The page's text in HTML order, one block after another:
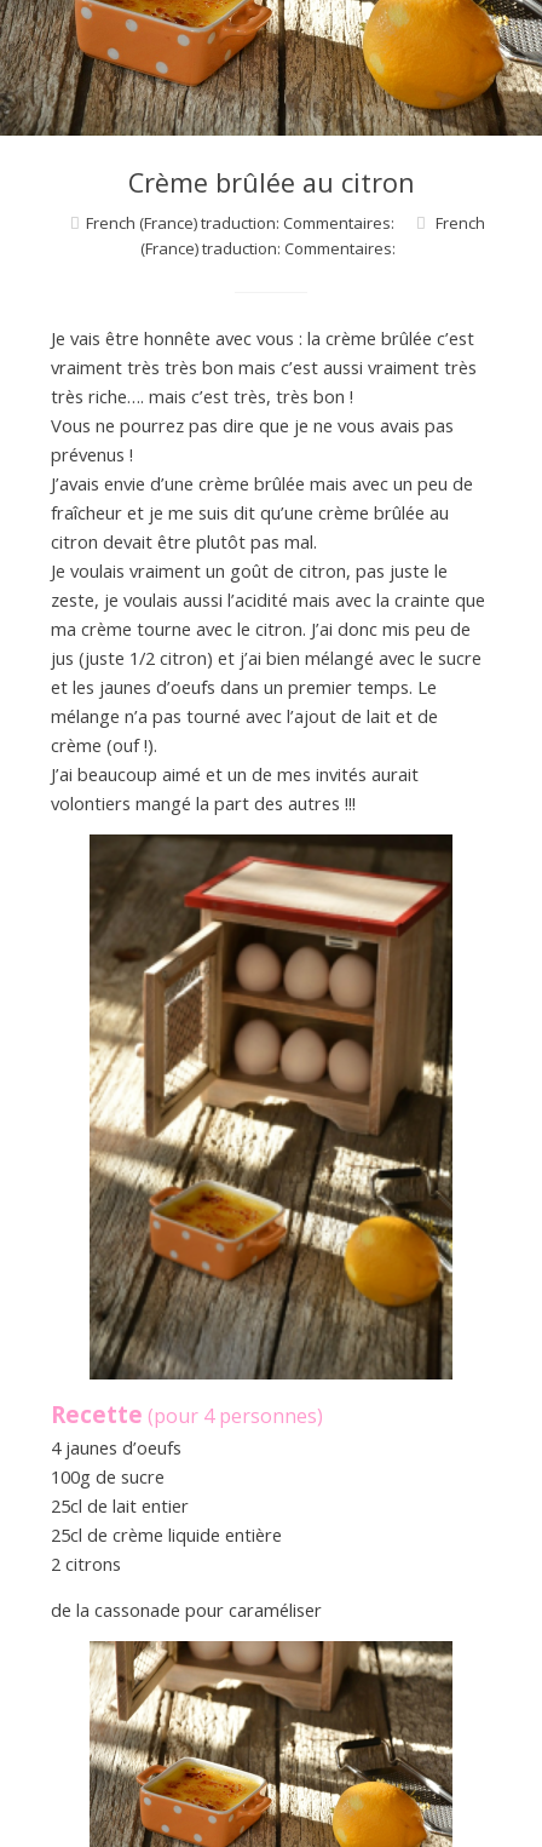
e
Crème brûlée au citron
French (France) traduction: Commentaires:
French
(France) traduction: Commentaires:
Je vais être honnête avec vous : la crème brûlée c’est
vraiment très très bon mais c’est aussi vraiment très
très riche…. mais c’est très, très bon !
Vous ne pourrez pas dire que je ne vous avais pas
prévenus !
J’avais envie d’une crème brûlée mais avec un peu de
fraîcheur et je me suis dit qu’une crème brûlée au
citron devait être plutôt pas mal.
Je voulais vraiment un goût de citron, pas juste le
zeste, je voulais aussi l’acidité mais avec la crainte que
ma crème tourne avec le citron. J’ai donc mis peu de
jus (juste 1/2 citron) et j’ai bien mélangé avec le sucre
et les jaunes d’oeufs dans un premier temps. Le
mélange n’a pas tourné avec l’ajout de lait et de
crème (ouf !).
J’ai beaucoup aimé et un de mes invités aurait
volontiers mangé la part des autres !!!
Recette (pour 4 personnes)
4 jaunes d’oeufs
100g de sucre
25cl de lait entier
25cl de crème liquide entière
2 citrons
de la cassonade pour caraméliser